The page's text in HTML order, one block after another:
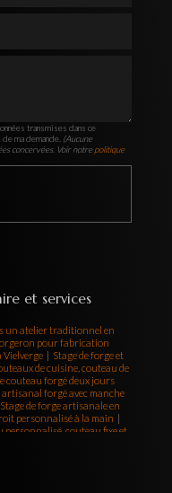
transmises dans ce
ma demande. (Aucune
concervées. Voir notrepolitique
et services
un atelier traditionnel en
pour fabrication
| Stage de forge et
de cuisine, couteau de
couteau forgé deux jours
forgé avec manche
Stage de forge artisanale en
personnalisé à la main |
couteau fixe et